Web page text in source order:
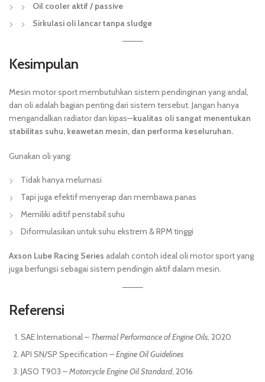
Oil cooler aktif / passive
Sirkulasi oli lancar tanpa sludge
Kesimpulan
Mesin motor sport membutuhkan sistem pendinginan yang andal,
dan oli adalah bagian penting dari sistem tersebut. Jangan hanya
mengandalkan radiator dan kipas—kualitas oli sangat menentukan
stabilitas suhu, keawetan mesin, dan performa keseluruhan.
Gunakan oli yang:
Tidak hanya melumasi
Tapi juga efektif menyerap dan membawa panas
Memiliki aditif penstabil suhu
Diformulasikan untuk suhu ekstrem & RPM tinggi
Axson Lube Racing Series adalah contoh ideal oli motor sport yang
juga berfungsi sebagai sistem pendingin aktif dalam mesin.
Referensi
SAE International – Thermal Performance of Engine Oils, 2020
API SN/SP Specification –Engine Oil Guidelines
JASO T903 –Motorcycle Engine Oil Standard, 2016